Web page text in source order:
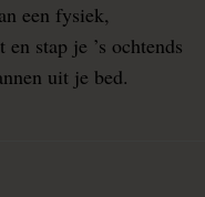
een fysiek,
stap je ’s ochtends
uit je bed.